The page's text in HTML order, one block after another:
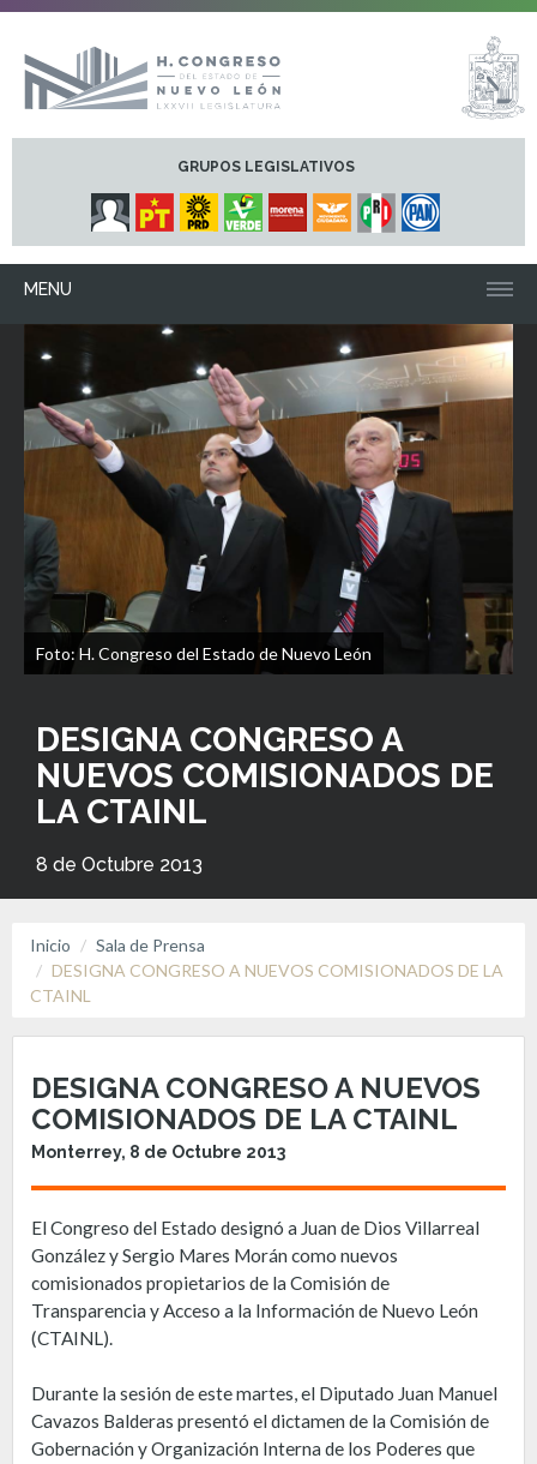
GRUPOS LEGISLATIVOS
MENU
Foto: H. Congreso del Estado de Nuevo León
DESIGNA CONGRESO A
NUEVOS COMISIONADOS DE
LA CTAINL
8 de Octubre 2013
Inicio
Sala de Prensa
DESIGNA CONGRESO A NUEVOS COMISIONADOS DE LA
CTAINL
DESIGNA CONGRESO A NUEVOS
COMISIONADOS DE LA CTAINL
Monterrey, 8 de Octubre 2013
El Congreso del Estado designó a Juan de Dios Villarreal
González y Sergio Mares Morán como nuevos
comisionados propietarios de la Comisión de
Transparencia y Acceso a la Información de Nuevo León
(CTAINL).
Durante la sesión de este martes, el Diputado Juan Manuel
Cavazos Balderas presentó el dictamen de la Comisión de
Gobernación y Organización Interna de los Poderes que